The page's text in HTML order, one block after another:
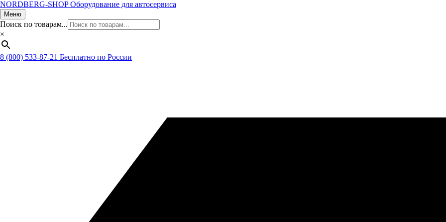
NORDBERG-SHOP Оборудование для автосервиса
Меню
Поиск по товарам...
×
8 (800) 533-87-21 Бесплатно по России